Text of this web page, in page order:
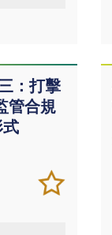
：打擊
管合規
加
入/
儲存
課程